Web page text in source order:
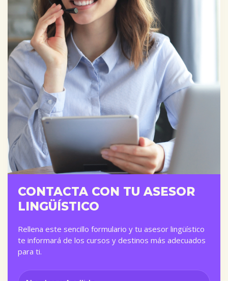
CONTACTA CON TU ASESOR
LINGÜÍSTICO
Rellena este sencillo formulario y tu asesor lingüístico
te informará de los cursos y destinos más adecuados
para ti.